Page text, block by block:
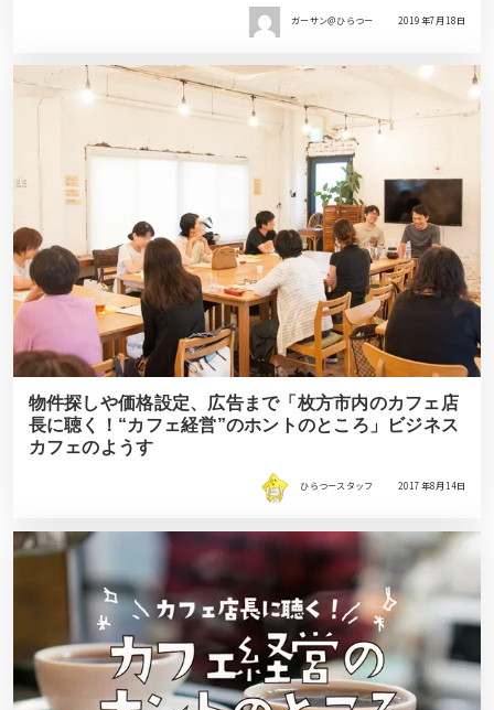
ガーサン＠ひらつー 2019年7月18日
物件探しや価格設定、広告まで「枚方市内のカフェ店
長に聴く！“カフェ経営”のホントのところ」ビジネス
カフェのようす
ひらつースタッフ 2017年8月14日